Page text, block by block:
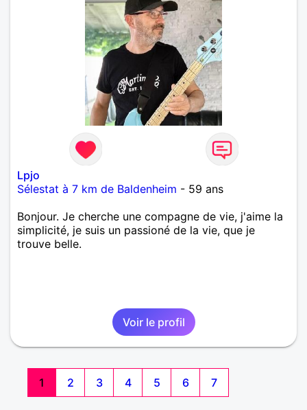
Lpjo
Sélestat à 7 km de Baldenheim - 59 ans
Bonjour. Je cherche une compagne de vie, j'aime la
simplicité, je suis un passioné de la vie, que je
trouve belle.
Voir le profil
1 2 3 4 5 6 7